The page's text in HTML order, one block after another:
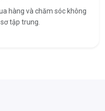
hàng và chăm sóc không
tập trung.